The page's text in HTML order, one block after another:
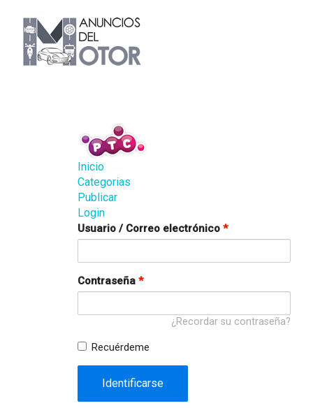
Inicio
Categorias
Publicar
Login
Usuario / Correo electrónico *
Contraseña *
¿Recordar su contraseña?
Recuérdeme
Identificarse